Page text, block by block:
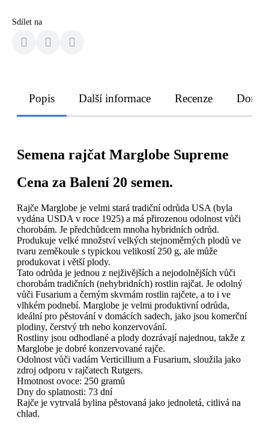
Sdílet na
Popis Další informace Recenze
Semena rajčat Marglobe Supreme
Cena za Balení 20 semen.
Rajče Marglobe je velmi stará tradiční odrůda USA (byla
vydána USDA v roce 1925) a má přirozenou odolnost vůči
chorobám. Je předchůdcem mnoha hybridních odrůd.
Produkuje velké množství velkých stejnoměrných plodů ve
tvaru zeměkoule s typickou velikostí 250 g, ale může
produkovat i větší plody.
Tato odrůda je jednou z nejživějších a nejodolnějších vůči
chorobám tradičních (nehybridních) rostlin rajčat. Je odolný
vůči Fusarium a černým skvrnám rostlin rajčete, a to i ve
vlhkém podnebí. Marglobe je velmi produktivní odrůda,
ideální pro pěstování v domácích sadech, jako jsou komerční
plodiny, čerstvý trh nebo konzervování.
Rostliny jsou odhodlané a plody dozrávají najednou, takže z
Marglobe je dobré konzervované rajče.
Odolnost vůči vadám Verticillium a Fusarium, sloužila jako
zdroj odporu v rajčatech Rutgers.
Hmotnost ovoce: 250 gramů
Dny do splatnosti: 73 dní
Rajče je vytrvalá bylina pěstovaná jako jednoletá, citlivá na
chlad.